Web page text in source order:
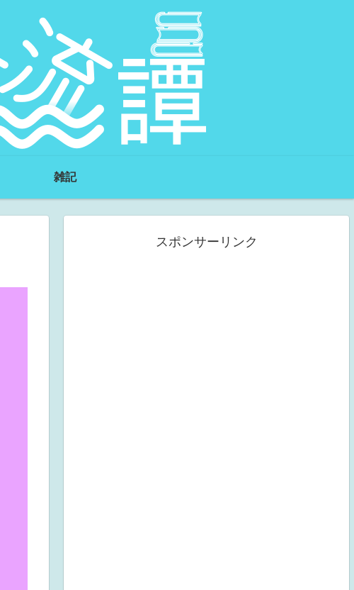
雑記
スポンサーリンク